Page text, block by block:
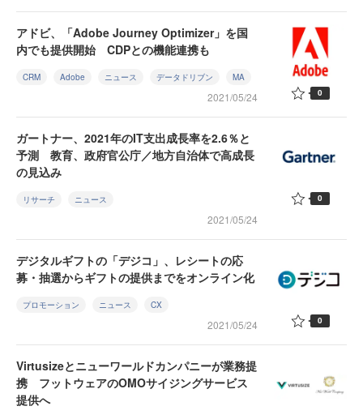
アドビ、「Adobe Journey Optimizer」を国
内でも提供開始 CDPとの機能連携も
CRM Adobe ニュース データドリブン MA
2021/05/24 0
ガートナー、2021年のIT支出成長率を2.6％と
予測 教育、政府官公庁／地方自治体で高成長
の見込み
リサーチ ニュース
2021/05/24
0
デジタルギフトの「デジコ」、レシートの応
募・抽選からギフトの提供までをオンライン化
プロモーション ニュース CX
2021/05/24 0
Virtusizeとニューワールドカンパニーが業務提
携 フットウェアのOMOサイジングサービス
提供へ